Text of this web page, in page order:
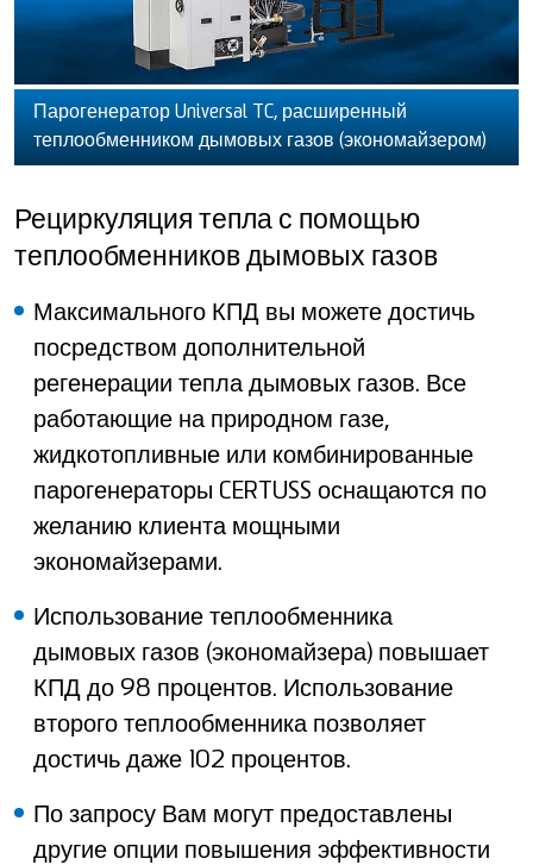
Парогенератор Universal TC, расширенный
теплообменником дымовых газов (экономайзером)
Рециркуляция тепла с помощью
теплообменников дымовых газов
Максимального КПД вы можете достичь
посредством дополнительной
регенерации тепла дымовых газов. Все
работающие на природном газе,
жидкотопливные или комбинированные
парогенераторы CERTUSS оснащаются по
желанию клиента мощными
экономайзерами.
Использование теплообменника
дымовых газов (экономайзера) повышает
КПД до 98 процентов. Использование
второго теплообменника позволяет
достичь даже 102 процентов.
По запросу Вам могут предоставлены
другие опции повышения эффективности